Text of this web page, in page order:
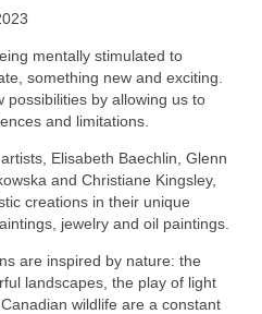
mentally stimulated to
something new and exciting.
possibilities by allowing us to
and limitations.
Elisabeth Baechlin, Glenn
and Christiane Kingsley,
creations in their unique
jewelry and oil paintings.
are inspired by nature: the
landscapes, the play of light
wildlife are a constant